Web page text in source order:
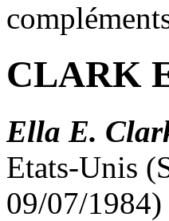
CLARK
Ella E.
Etats-Unis
09/07/1984)